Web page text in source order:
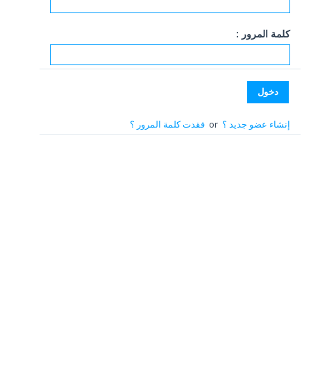
كلمة المرور :
إنشاء عضو جديد ؟or فقدت كلمة المرور ؟